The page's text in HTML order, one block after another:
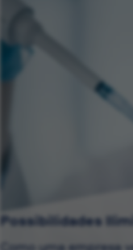
Possibilidades